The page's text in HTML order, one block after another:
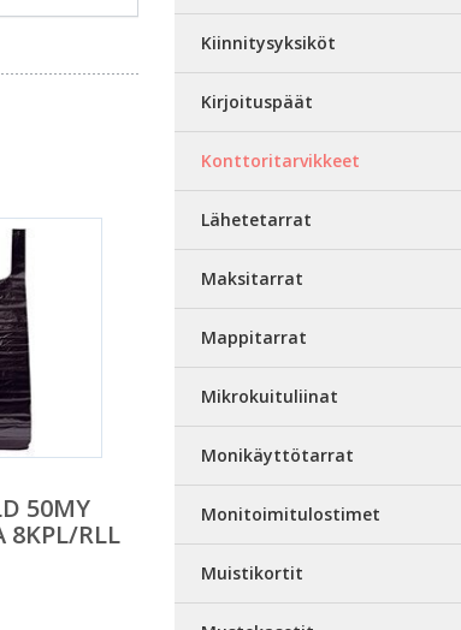
50MY
8KPL/RLL
Kiinnitysyksiköt
Kirjoituspäät
Konttoritarvikkeet
Lähetetarrat
Maksitarrat
Mappitarrat
Mikrokuituliinat
Monikäyttötarrat
Monitoimitulostimet
Muistikortit